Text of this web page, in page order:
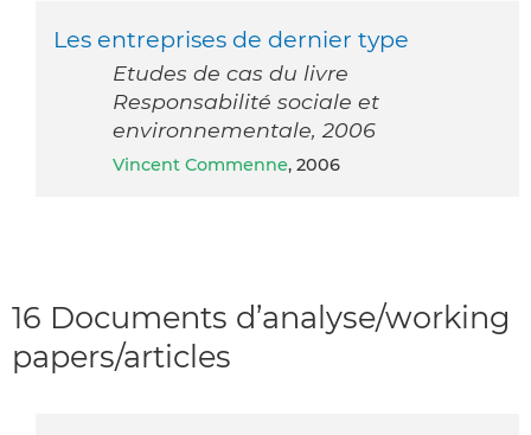
Les entreprises de dernier type
Etudes de cas du livre
Responsabilité sociale et
environnementale, 2006
Vincent Commenne, 2006
16 Documents d’analyse/working
papers/articles